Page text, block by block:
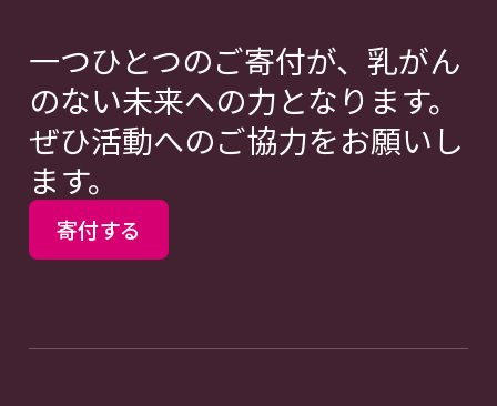
一つひとつのご寄付が、乳がん
のない未来への力となります。
ぜひ活動へのご協力をお願いし
ます。
寄付する